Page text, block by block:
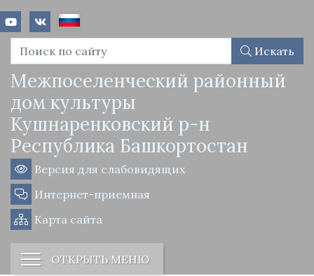
Искать
Межпоселенческий районный
дом культуры
Кушнаренковский р-н
Республика Башкортостан
Версия для слабовидящих
Интернет-приемная
Карта сайта
ОТКРЫТЬ МЕНЮ